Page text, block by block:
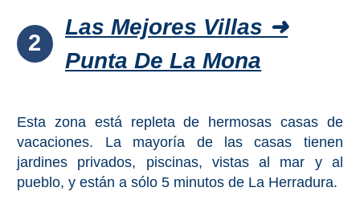
VIAJE
➜
Alquiler de
Coches
Turismo
2
Las Mejores Villas ➜
Punta De La Mona
Esta zona está repleta de hermosas casas de
vacaciones. La mayoría de las casas tienen
jardines privados, piscinas, vistas al mar y al
pueblo, y están a sólo 5 minutos de La Herradura.